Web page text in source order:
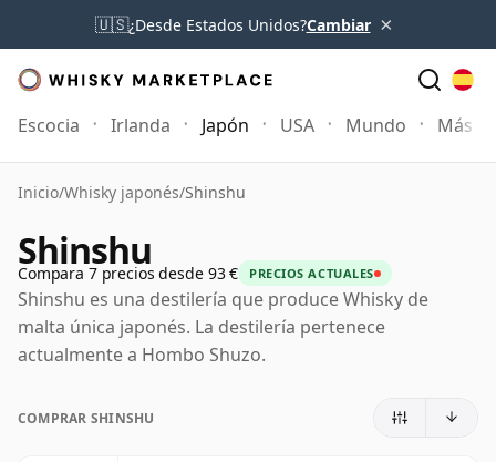
🇺🇸¿Desde Estados Unidos?Cambiar ×
Escocia Irlanda Japón USA Mundo Más
Inicio/Whisky japonés/Shinshu
Shinshu
Compara 7 precios desde 93 € PRECIOS ACTUALES
Shinshu es una destilería que produce Whisky de
malta única japonés. La destilería pertenece
actualmente a Hombo Shuzo.
COMPRAR SHINSHU